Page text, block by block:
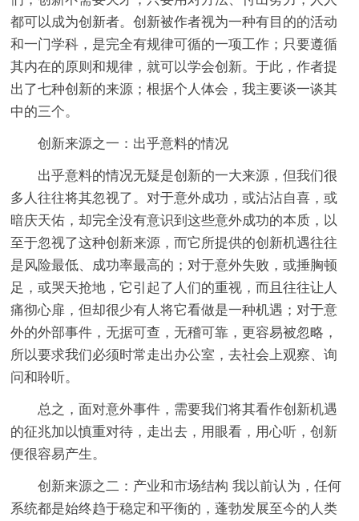
都可以成为创新者。创新被作者视为一种有目的的活动
和一门学科，是完全有规律可循的一项工作；只要遵循
其内在的原则和规律，就可以学会创新。于此，作者提
出了七种创新的来源；根据个人体会，我主要谈一谈其
中的三个。
创新来源之一：出乎意料的情况
出乎意料的情况无疑是创新的一大来源，但我们很
多人往往将其忽视了。对于意外成功，或沾沾自喜，或
暗庆天佑，却完全没有意识到这些意外成功的本质，以
至于忽视了这种创新来源，而它所提供的创新机遇往往
是风险最低、成功率最高的；对于意外失败，或捶胸顿
足，或哭天抢地，它引起了人们的重视，而且往往让人
痛彻心扉，但却很少有人将它看做是一种机遇；对于意
外的外部事件，无据可查，无稽可靠，更容易被忽略，
所以要求我们必须时常走出办公室，去社会上观察、询
问和聆听。
总之，面对意外事件，需要我们将其看作创新机遇
的征兆加以慎重对待，走出去，用眼看，用心听，创新
便很容易产生。
创新来源之二：产业和市场结构 我以前认为，任何
系统都是始终趋于稳定和平衡的，蓬勃发展至今的人类